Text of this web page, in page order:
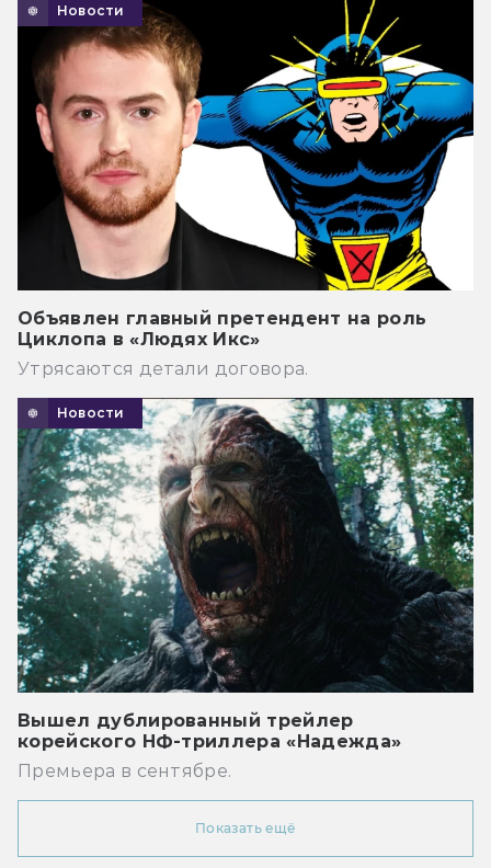
Новости
Объявлен главный претендент на роль
Циклопа в «Людях Икс»
Утрясаются детали договора.
Новости
Вышел дублированный трейлер
корейского НФ-триллера «Надежда»
Премьера в сентябре.
Показать ещё